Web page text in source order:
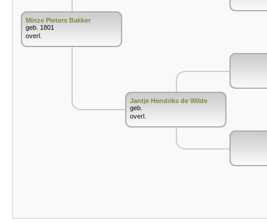
Minze Pieters Bakker
geb. 1801
overl.
Jantje Hendriks de Wilde
geb.
overl.